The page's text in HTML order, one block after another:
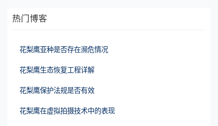
热门博客
花梨鹰亚种是否存在濒危情况
花梨鹰生态恢复工程详解
花梨鹰保护法规是否有效
花梨鹰在虚拟拍摄技术中的表现